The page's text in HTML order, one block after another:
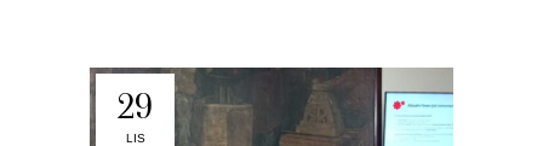
29
LIS